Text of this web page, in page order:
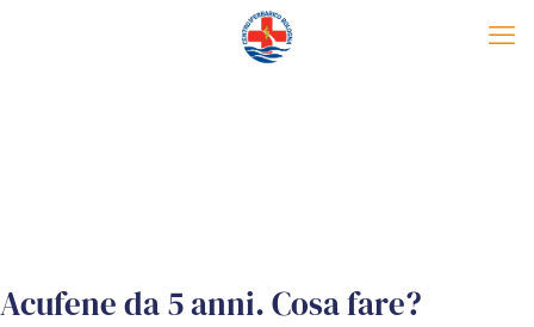
Acufene da 5 anni. Cosa fare?